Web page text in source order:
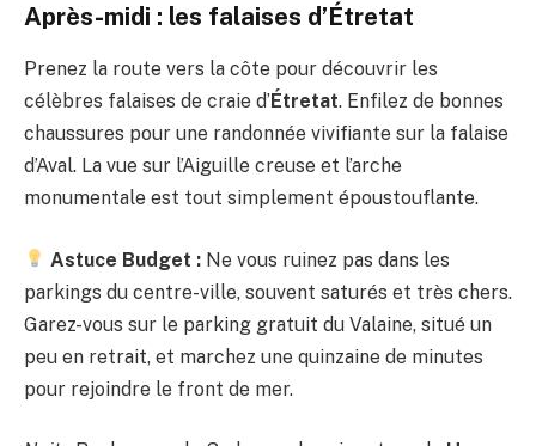
Après-midi : les falaises d’Étretat
Prenez la route vers la côte pour découvrir les
célèbres falaises de craie d’Étretat. Enfilez de bonnes
chaussures pour une randonnée vivifiante sur la falaise
d’Aval. La vue sur l’Aiguille creuse et l’arche
monumentale est tout simplement époustouflante.
Astuce Budget : Ne vous ruinez pas dans les
parkings du centre-ville, souvent saturés et très chers.
Garez-vous sur le parking gratuit du Valaine, situé un
peu en retrait, et marchez une quinzaine de minutes
pour rejoindre le front de mer.